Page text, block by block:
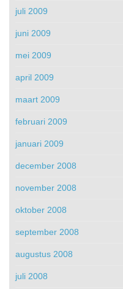
juli 2009
juni 2009
mei 2009
april 2009
maart 2009
februari 2009
januari 2009
december 2008
november 2008
oktober 2008
september 2008
augustus 2008
juli 2008